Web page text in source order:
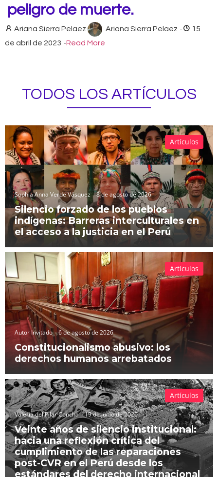
peligro de muerte.
Ariana Sierra Pelaez Ariana Sierra Pelaez -
15
de abril de 2023 -Read More
TODOS LOS ARTÍCULOS
Sophia Anna Verde Vásquez 8 de agosto de 2026
Silencio forzado de los pueblos
indígenas: Barreras interculturales en
el acceso a la justicia en el Perú
Artículos
Autor Invitado 6 de agosto de 2026
Constitucionalismo abusivo: los
derechos humanos arrebatados
Artículos
Valeria del Pilar Concha 19 de junio de 2026
Veinte años de silencio institucional:
hacia una reflexión crítica del
cumplimiento de las reparaciones
post-CVR en el Perú desde los
estándares del derecho internacional
Artículos